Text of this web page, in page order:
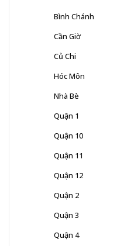
Bình Chánh
Cần Giờ
Củ Chi
Hóc Môn
Nhà Bè
Quận 1
Quận 10
Quận 11
Quận 12
Quận 2
Quận 3
Quận 4